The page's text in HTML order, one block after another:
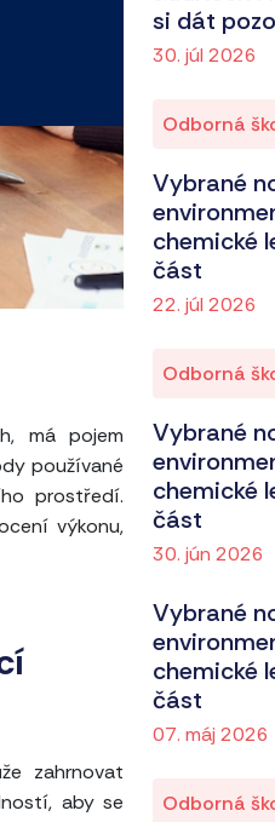
má pojem
používané
prostředí.
výkonu,
zahrnovat
aby se
si dát
30. júl 2026
Odborná
Vybrané
chemické
část
22. júl 2026
Odborná
Vybrané
chemické
část
30. jún 2026
Vybrané
chemické
část
07. máj 2026
Odborná